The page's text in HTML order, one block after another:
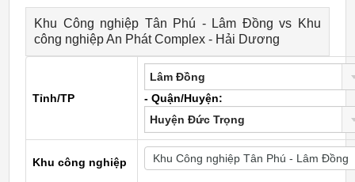
Khu Công nghiệp Tân Phú - Lâm Đồng vs Khu
công nghiệp An Phát Complex - Hải Dương
Tỉnh/TP
Lâm Đồng
- Quận/Huyện:
Huyện Đức Trọng
Khu công nghiệp